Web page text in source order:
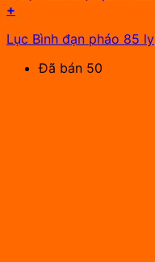
+
Lục Bình đạn pháo 85 ly
Đã bán 50